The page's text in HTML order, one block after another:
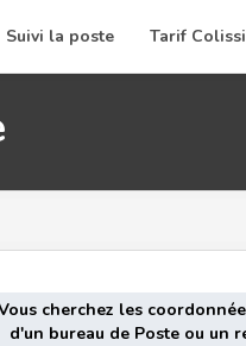
Suivi la poste Tarif
cherchez les
d'un bureau de Poste ou un